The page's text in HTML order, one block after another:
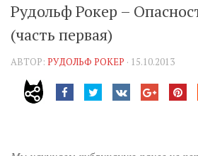
Позиція
Дії
Агітатор
Рудольф Рокер –
(часть первая)
АВТОР: РУДОЛЬФ РОКЕР · 15.10.2013